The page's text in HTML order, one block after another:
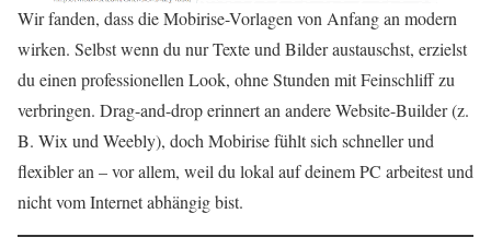
Wir fanden, dass die Mobirise-Vorlagen von Anfang an modern
wirken. Selbst wenn du nur Texte und Bilder austauschst, erzielst
du einen professionellen Look, ohne Stunden mit Feinschliff zu
verbringen. Drag-and-drop erinnert an andere Website-Builder (z.
B. Wix und Weebly), doch Mobirise fühlt sich schneller und
flexibler an – vor allem, weil du lokal auf deinem PC arbeitest und
nicht vom Internet abhängig bist.